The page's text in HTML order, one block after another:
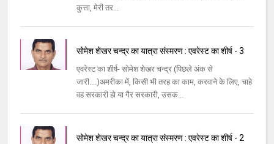
कुत्ता, मेरी तर...
सोमेश शेखर चन्द्र का यात्रा संस्मरण : एवरेस्ट का शीर्ष - 3
एवरेस्ट का शीर्ष- सोमेश शेखर चन्द्र (पिछले अंक से
जारी....)अमरीका में, किसी भी तरह का काम, करवाने के लिए, चाहे
वह सरकारी हो या गैर सरकारी, उसक...
सोमेश शेखर चन्द्र का यात्रा संस्मरण : एवरेस्ट का शीर्ष - 2